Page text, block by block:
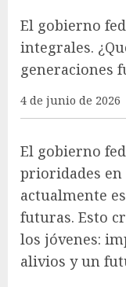
El gobierno
integrales.
generaciones
4 de junio de
El gobierno
prioridades en
actualmente
futuras. Esto
los jóvenes:
alivios y un